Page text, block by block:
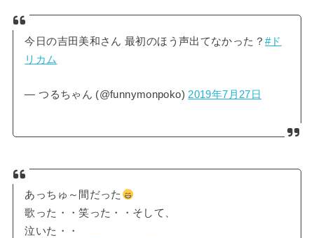
今日の吉田美和さん 最初のほう声出てなかった？ #ド
リカム
— つるちゃん (@funnymonpoko) 2019年7月27日
あっちゅ～間だった
歌った・・笑った・・そして、
泣いた・・